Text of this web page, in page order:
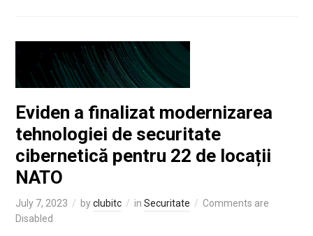
Eviden a finalizat modernizarea
tehnologiei de securitate
cibernetică pentru 22 de locații
NATO
July 7, 2023 byclubitc in Securitate
Comments are
Disabled